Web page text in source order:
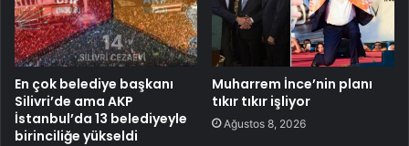
En çok belediye başkanı
Silivri’de ama AKP
İstanbul’da 13 belediyeyle
birinciliğe yükseldi
Muharrem İnce’nin planı
tıkır tıkır işliyor
Ağustos 8, 2026